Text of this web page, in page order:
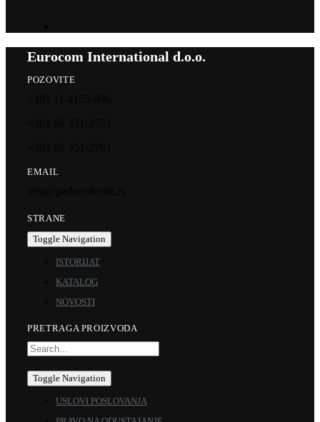
Eurocom International d.o.o.
POZOVITE
EMAIL
STRANE
Toggle Navigation
ISTORIJAT
KATALOG
NOVOSTI
PRETRAGA PROIZVODA
Toggle Navigation
USLOVI POSLOVANJA